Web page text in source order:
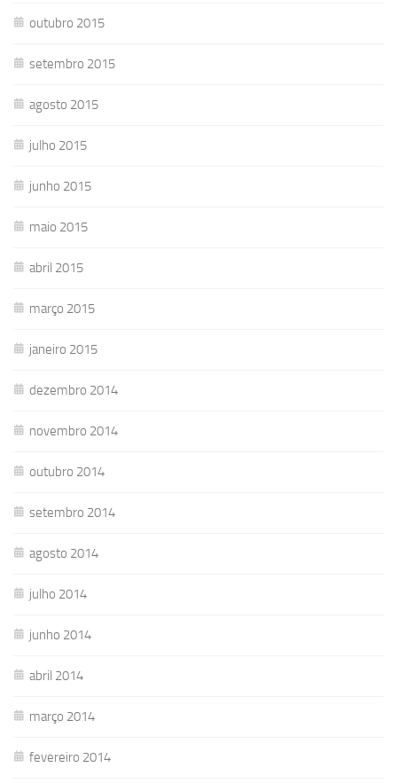
outubro 2015
setembro 2015
agosto 2015
julho 2015
junho 2015
maio 2015
abril 2015
março 2015
janeiro 2015
dezembro 2014
novembro 2014
outubro 2014
setembro 2014
agosto 2014
julho 2014
junho 2014
abril 2014
março 2014
fevereiro 2014